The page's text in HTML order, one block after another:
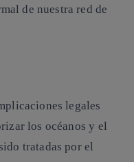
de nuestra red de
legales
los océanos y el
tratadas por el